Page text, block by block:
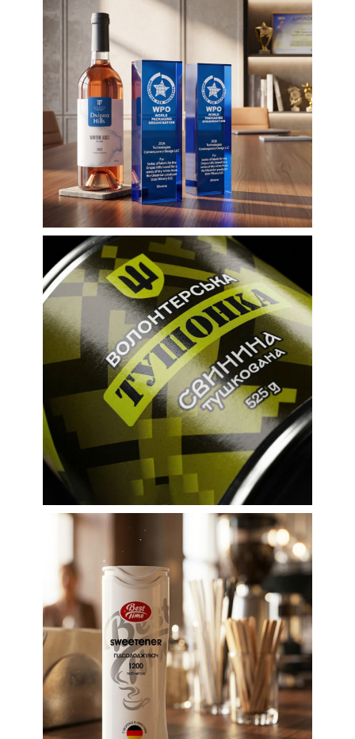
Перемога в
міжнародному
конкурсі
упаковки
WorldStar
Awards 2026
Етикетки
Етикетки для продуктів харчування
Етикетки для
волонтерської
тушонки
Етикетки для продуктів харчування
Редизайн
Редизайн
етикетки для
підсолоджувача
ТМ Best Time